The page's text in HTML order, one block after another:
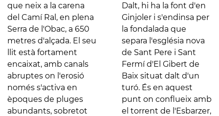
que neix a la carena
del Camí Ral, en plena
Serra de l'Obac, a 650
metres d'alçada. El seu
llit està fortament
encaixat, amb canals
abruptes on l'erosió
només s'activa en
èpoques de pluges
abundants, sobretot
Dalt, hi ha la font d'en
Ginjoler i s'endinsa per
la fondalada que
separa l'església nova
de Sant Pere i Sant
Fermí d'El Gibert de
Baix situat dalt d'un
turó. És en aquest
punt on conflueix amb
el torrent de l'Esbarzer,